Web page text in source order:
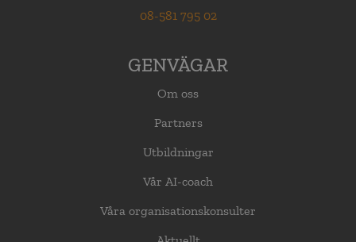
08-581 795 02
GENVÄGAR
Om oss
Partners
Utbildningar
Vår AI-coach
Våra organisationskonsulter